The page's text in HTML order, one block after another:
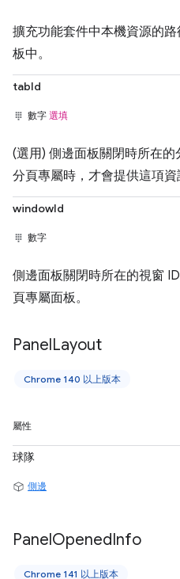
擴充功能套件中本機資源的
板中。
tabId
數字 選填
(選用) 側邊面板關閉時所在
分頁專屬時，才會提供這項資
windowId
數字
側邊面板關閉時所在的視窗
頁專屬面板。
PanelLayout
Chrome 140 以上版本
屬性
球隊
側邊
PanelOpenedInfo
Chrome 141 以上版本